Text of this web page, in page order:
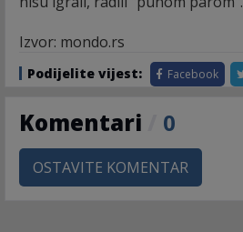
Izvor: mondo.rs
Podijelite vijest: Facebook
Komentari 0
OSTAVITE KOMENTAR